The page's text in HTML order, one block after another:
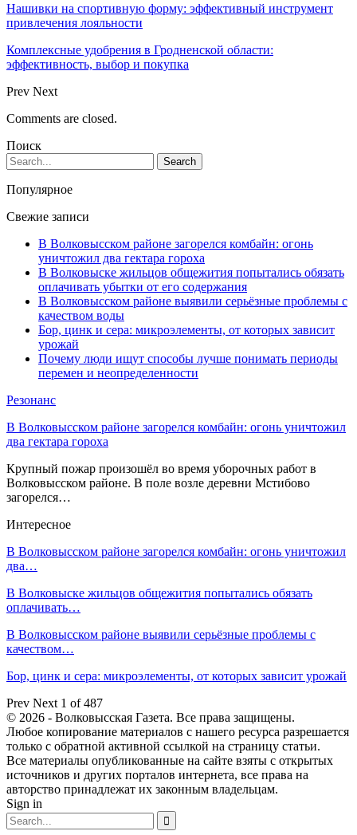
Нашивки на спортивную форму: эффективный инструмент
привлечения лояльности
Комплексные удобрения в Гродненской области:
эффективность, выбор и покупка
Prev Next
Comments are closed.
Поиск
Популярное
Свежие записи
В Волковысском районе загорелся комбайн: огонь
уничтожил два гектара гороха
В Волковыске жильцов общежития попытались обязать
оплачивать убытки от его содержания
В Волковысском районе выявили серьёзные проблемы с
качеством воды
Бор, цинк и сера: микроэлементы, от которых зависит
урожай
Почему люди ищут способы лучше понимать периоды
перемен и неопределенности
Резонанс
В Волковысском районе загорелся комбайн: огонь уничтожил
два гектара гороха
Крупный пожар произошёл во время уборочных работ в
Волковысском районе. В поле возле деревни Мстибово
загорелся…
Интересное
В Волковысском районе загорелся комбайн: огонь уничтожил
два…
В Волковыске жильцов общежития попытались обязать
оплачивать…
В Волковысском районе выявили серьёзные проблемы с
качеством…
Бор, цинк и сера: микроэлементы, от которых зависит урожай
Prev Next 1 of 487
© 2026 - Волковысская Газета. Все права защищены.
Любое копирование материалов с нашего ресурса разрешается
только с обратной активной ссылкой на страницу статьи.
Все материалы опубликованные на сайте взяты с открытых
источников и других порталов интернета, все права на
авторство принадлежат их законным владельцам.
Sign in